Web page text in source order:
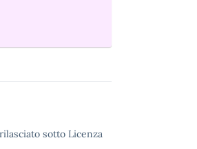
sotto Licenza